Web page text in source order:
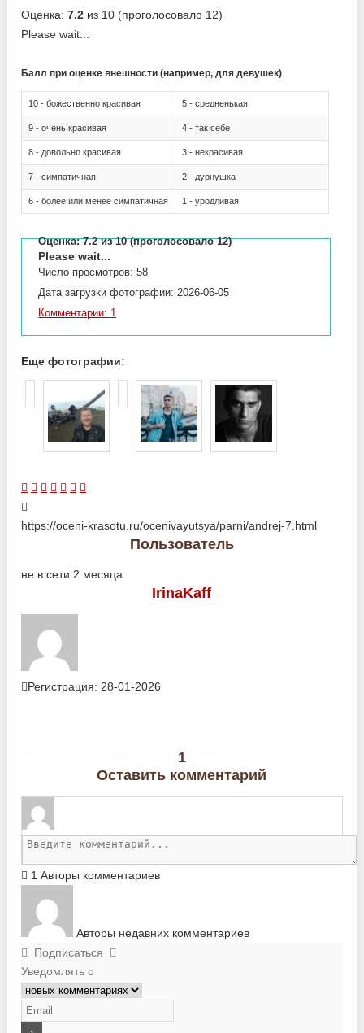
Оценка:7.2 из 10 (проголосовало 12)
Please wait...
Балл при оценке внешности (например, для девушек)
10 - божественно красивая 5 - средненькая
9 - очень красивая 4 - так себе
8 - довольно красивая 3 - некрасивая
7 - симпатичная 2 - дурнушка
6 - более или менее симпатичная 1 - уродливая
Оценка:7.2из 10 (проголосовало 12)
Please wait...
Число просмотров: 58
Дата загрузки фотографии: 2026-06-05
Комментарии: 1
Еще фотографии:
https://oceni-krasotu.ru/ocenivayutsya/parni/andrej-7.html
Пользователь
не в сети 2 месяца
IrinaKaff
Регистрация: 28-01-2026
1
Оставить комментарий
1 Авторы комментариев
Авторы недавних комментариев
Подписаться
Уведомлять о